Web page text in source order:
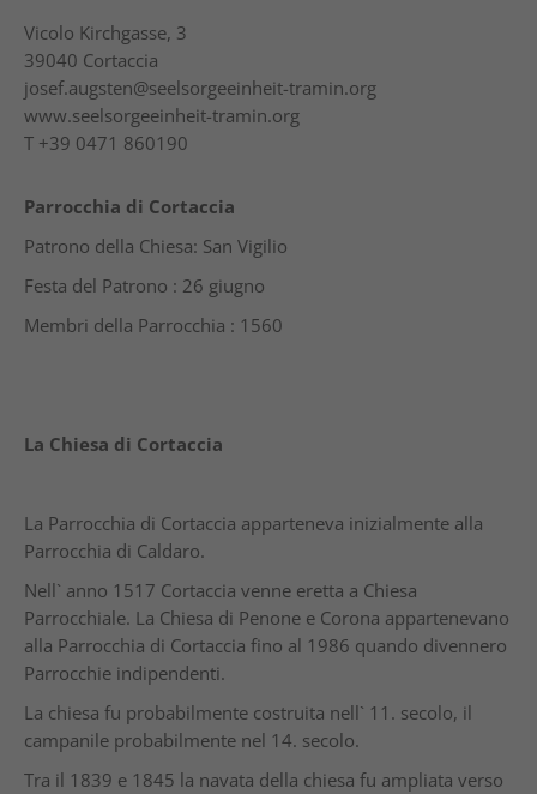
Vicolo Kirchgasse, 3
39040 Cortaccia
josef.augsten@seelsorgeeinheit-tramin.org
www.seelsorgeeinheit-tramin.org
T +39 0471 860190
Parrocchia di Cortaccia
Patrono della Chiesa: San Vigilio
Festa del Patrono : 26 giugno
Membri della Parrocchia : 1560
La Chiesa di Cortaccia
La Parrocchia di Cortaccia apparteneva inizialmente alla
Parrocchia di Caldaro.
Nell` anno 1517 Cortaccia venne eretta a Chiesa
Parrocchiale. La Chiesa di Penone e Corona appartenevano
alla Parrocchia di Cortaccia fino al 1986 quando divennero
Parrocchie indipendenti.
La chiesa fu probabilmente costruita nell` 11. secolo, il
campanile probabilmente nel 14. secolo.
Tra il 1839 e 1845 la navata della chiesa fu ampliata verso